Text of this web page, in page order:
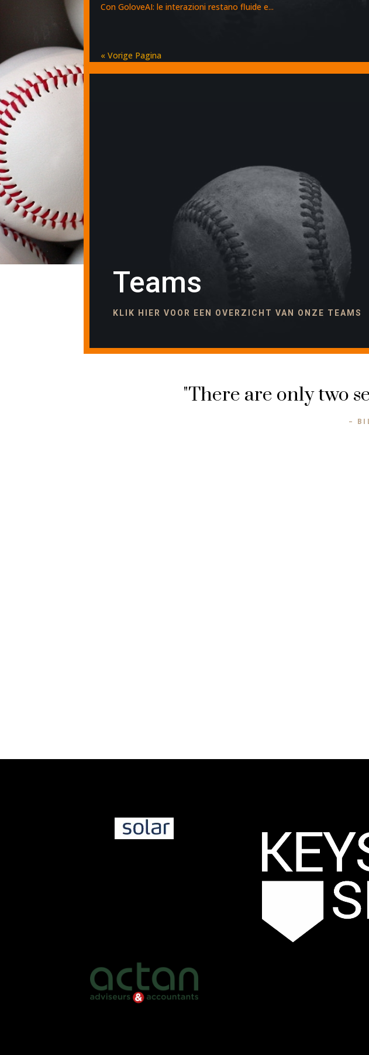
Con GoloveAI: le interazioni restano fluide e...
« Vorige Pagina
Teams
KLIK HIER VOOR EEN OVERZICHT VAN ONZE TEAMS
"There are only two
–